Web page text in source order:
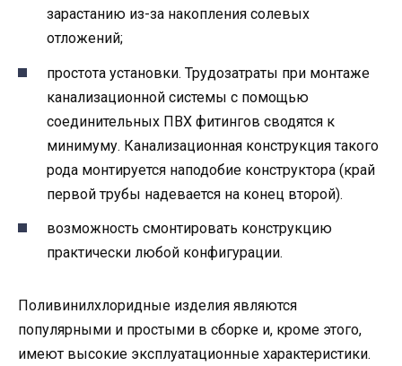
зарастанию из-за накопления солевых
отложений;
простота установки. Трудозатраты при монтаже
канализационной системы с помощью
соединительных ПВХ фитингов сводятся к
минимуму. Канализационная конструкция такого
рода монтируется наподобие конструктора (край
первой трубы надевается на конец второй).
возможность смонтировать конструкцию
практически любой конфигурации.
Поливинилхлоридные изделия являются
популярными и простыми в сборке и, кроме этого,
имеют высокие эксплуатационные характеристики.